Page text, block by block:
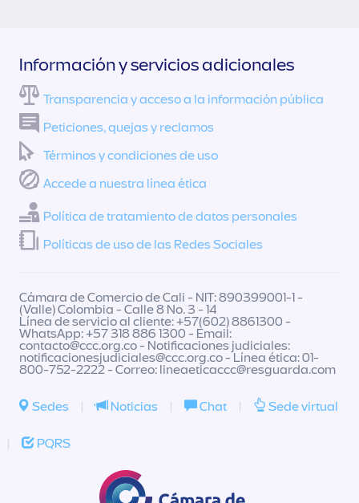
Información y servicios adicionales
Transparencia y acceso a la información pública
Peticiones, quejas y reclamos
Términos y condiciones de uso
Accede a nuestra línea ética
Política de tratamiento de datos personales
Políticas de uso de las Redes Sociales
Cámara de Comercio de Cali - NIT: 890399001-1 -
(Valle) Colombia - Calle 8 No. 3 - 14
Línea de servicio al cliente: +57(602) 8861300 -
WhatsApp: +57 318 886 1300 - Email:
contacto@ccc.org.co- Notificaciones judiciales:
notificacionesjudiciales@ccc.org.co- Línea ética: 01-
800-752-2222 - Correo: lineaeticaccc@resguarda.com
Sedes | Noticias | Chat | Sede virtual
| PQRS